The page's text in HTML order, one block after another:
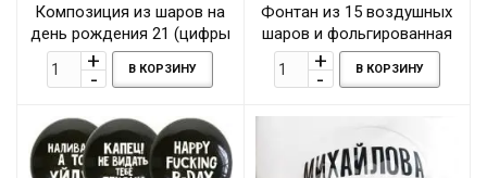
Композиция из шаров на
день рождения 21 (цифры
любые)
В КОРЗИНУ
Фонтан из 15 воздушных
шаров и фольгированная
шар-цифра на один годик
В КОРЗИНУ